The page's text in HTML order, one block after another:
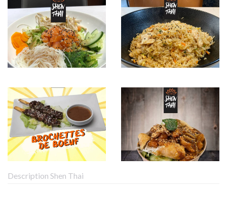
Description Shen Thai